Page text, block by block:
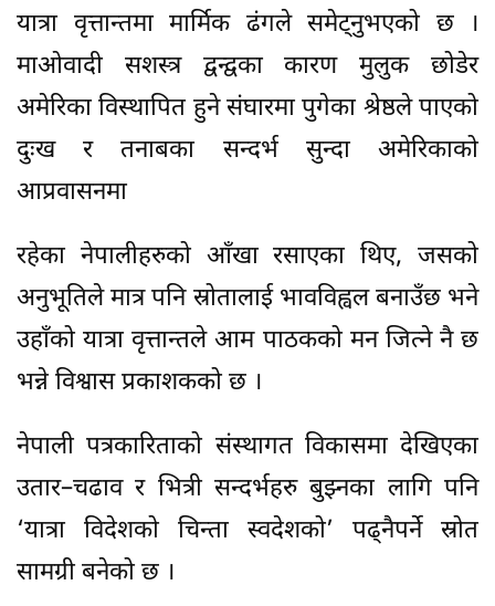
यात्रा वृत्तान्तमा मार्मिक ढंगले समेट्नुभएको छ ।
माओवादी सशस्त्र द्वन्द्वका कारण मुलुक छोडेर
अमेरिका विस्थापित हुने संघारमा पुगेका श्रेष्ठले पाएको
दुःख र तनाबका सन्दर्भ सुन्दा अमेरिकाको
आप्रवासनमा
रहेका नेपालीहरुको आँखा रसाएका थिए, जसको
अनुभूतिले मात्र पनि स्रोतालाई भावविह्वल बनाउँछ भने
उहाँको यात्रा वृत्तान्तले आम पाठकको मन जित्ने नै छ
भन्ने विश्वास प्रकाशकको छ ।
नेपाली पत्रकारिताको संस्थागत विकासमा देखिएका
उतार–चढाव र भित्री सन्दर्भहरु बुझ्नका लागि पनि
‘यात्रा विदेशको चिन्ता स्वदेशको’ पढ्नैपर्ने स्रोत
सामग्री बनेको छ ।